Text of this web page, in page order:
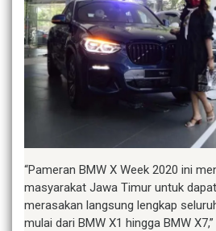
“Pameran BMW X Week 2020 ini
masyarakat Jawa Timur untuk
merasakan langsung lengkap
mulai dari BMW X1 hingga BMW